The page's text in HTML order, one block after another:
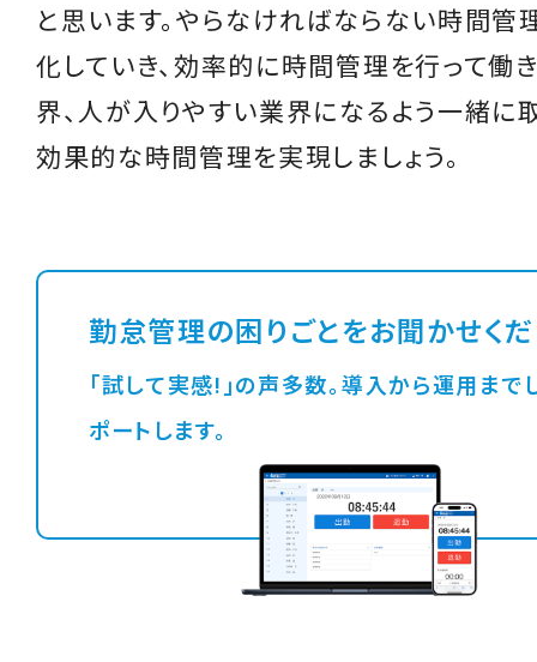
と思います。やらなければならない時間管
化していき、効率的に時間管理を行って働
界、人が入りやすい業界になるよう一緒に
効果的な時間管理を実現しましょう。
勤怠管理の困りごとをお聞かせくだ
「試して実感!」の声多数。導入から運用までしっかりサ
ポートします。